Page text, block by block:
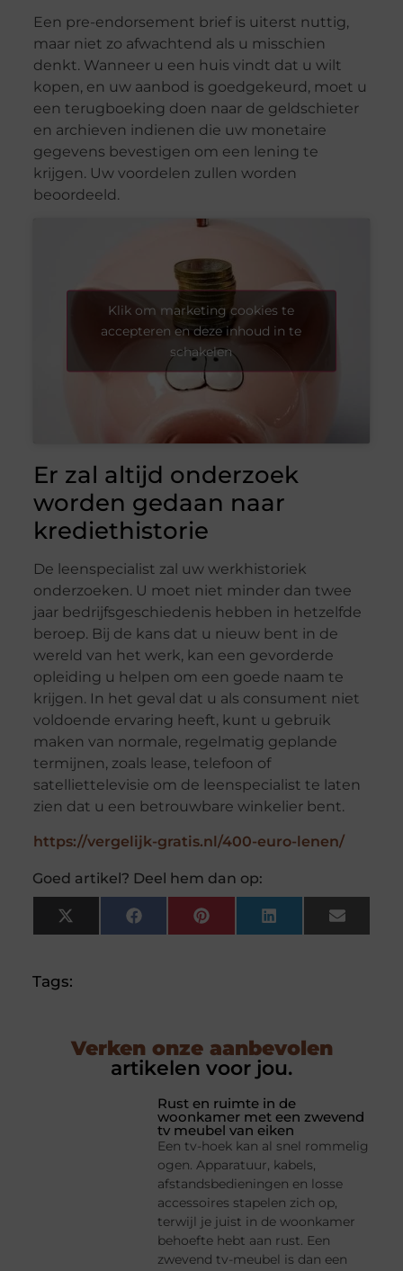
Een pre-endorsement brief is uiterst nuttig,
maar niet zo afwachtend als u misschien
denkt. Wanneer u een huis vindt dat u wilt
kopen, en uw aanbod is goedgekeurd, moet u
een terugboeking doen naar de geldschieter
en archieven indienen die uw monetaire
gegevens bevestigen om een lening te
krijgen. Uw voordelen zullen worden
beoordeeld.
Klik om marketing cookies te
accepteren en deze inhoud in te
schakelen
Er zal altijd onderzoek
worden gedaan naar
krediethistorie
De leenspecialist zal uw werkhistoriek
onderzoeken. U moet niet minder dan twee
jaar bedrijfsgeschiedenis hebben in hetzelfde
beroep. Bij de kans dat u nieuw bent in de
wereld van het werk, kan een gevorderde
opleiding u helpen om een goede naam te
krijgen. In het geval dat u als consument niet
voldoende ervaring heeft, kunt u gebruik
maken van normale, regelmatig geplande
termijnen, zoals lease, telefoon of
satelliettelevisie om de leenspecialist te laten
zien dat u een betrouwbare winkelier bent.
https://vergelijk-gratis.nl/400-euro-lenen/
Goed artikel? Deel hem dan op:
X
(Twitter)
FacebookPinterestLinkedInEmail
Tags:
Verken onze aanbevolen
artikelen voor jou.
Rust en ruimte in de
woonkamer met een zwevend
tv meubel van eiken
Een tv-hoek kan al snel rommelig
ogen. Apparatuur, kabels,
afstandsbedieningen en losse
accessoires stapelen zich op,
terwijl je juist in de woonkamer
behoefte hebt aan rust. Een
zwevend tv-meubel is dan een